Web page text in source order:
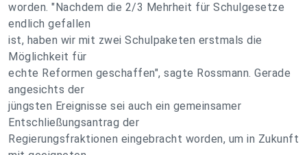
worden. "Nachdem die 2/3 Mehrheit für Schulgesetze
endlich gefallen
ist, haben wir mit zwei Schulpaketen erstmals die
Möglichkeit für
echte Reformen geschaffen", sagte Rossmann. Gerade
angesichts der
jüngsten Ereignisse sei auch ein gemeinsamer
Entschließungsantrag der
Regierungsfraktionen eingebracht worden, um in Zukunft